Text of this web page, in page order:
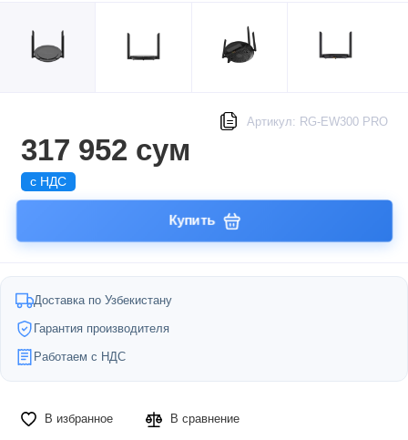
Артикул: RG-EW300 PRO
317 952 сум
с НДС
Купить
Доставка по Узбекистану
Гарантия производителя
Работаем с НДС
В избранное В сравнение